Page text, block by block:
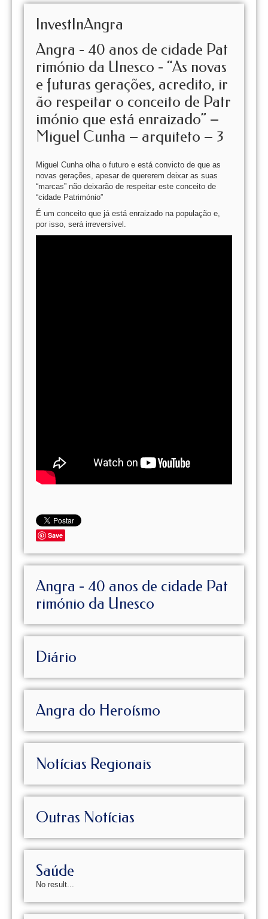
InvestInAngra
Angra - 40 anos de cidade Pat
rimónio da Unesco - “As novas
e futuras gerações, acredito, ir
ão respeitar o conceito de Patr
imónio que está enraizado” –
Miguel Cunha – arquiteto – 3
Miguel Cunha olha o futuro e está convicto de que as
novas gerações, apesar de quererem deixar as suas
“marcas” não deixarão de respeitar este conceito de
“cidade Património”
É um conceito que já está enraizado na população e,
por isso, será irreversível.
Save
Angra - 40 anos de cidade Pat
rimónio da Unesco
Diário
Angra do Heroísmo
Notícias Regionais
Outras Notícias
Saúde
No result...